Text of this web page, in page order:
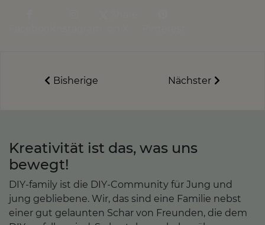
Bisherige Nächster
Kreativität ist das, was uns
bewegt!
DIY-family ist die DIY-Community für Jung und
jung gebliebene. Wir, das sind eine Familie nebst
einer gut gelaunten Schar von Freunden, die dem